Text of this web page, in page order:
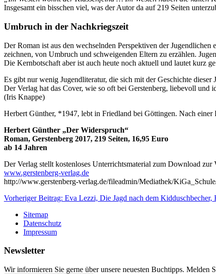
Insgesamt ein bisschen viel, was der Autor da auf 219 Seiten
Umbruch in der Nachkriegszeit
Der Roman ist aus den wechselnden Perspektiven der
zeichnen, von Umbruch und schweigenden Eltern zu erzählen.
Die Kernbotschaft aber ist auch heute noch aktuell und lautet kurz
Es gibt nur wenig Jugendliteratur, die sich mit der Geschichte
Der Verlag hat das Cover, wie so oft bei Gerstenberg, liebevoll und
(Iris Knappe)
Herbert Günther, *1947, lebt in Friedland bei Göttingen. Nach
Herbert Günther „Der Widerspruch“
Roman, Gerstenberg 2017, 219 Seiten, 16,95 Euro
ab 14 Jahren
Der Verlag stellt kostenloses Unterrichtsmaterial zum Download zur
www.gerstenberg-verlag.de
http://www.gerstenberg-verlag.de/fileadmin/Mediathek/
Vorheriger Beitrag: Eva Lezzi, Die Jagd nach dem Kidduschbecher,
Sitemap
Datenschutz
Impressum
Newsletter
Wir informieren Sie gerne über unsere neuesten Buchtipps. Melden